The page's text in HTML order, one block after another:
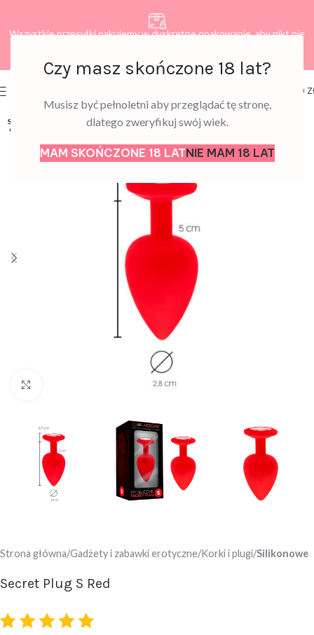
Czy masz skończone 18 lat?
Musisz być pełnoletni aby przeglądać tę stronę,
dlatego zweryfikuj swój wiek.
MAM SKOŃCZONE 18 LATNIE MAM 18 LAT
Wszystkie przesyłki pakujemy w dyskretne opakowanie, aby nikt nie
0,00
SOLD
OUT
Strona główna Gadżety i zabawki erotyczne Korki i plugi Silikonowe
Secret Plug S Red